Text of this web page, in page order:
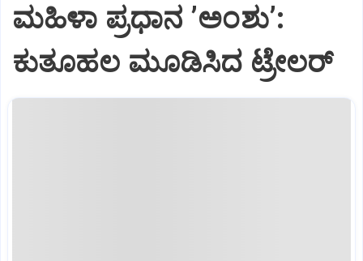
ಮಹಿಳಾ ಪ್ರಧಾನ ʼಅಂಶುʼ:
ಕುತೂಹಲ ಮೂಡಿಸಿದ ಟ್ರೇಲರ್‌